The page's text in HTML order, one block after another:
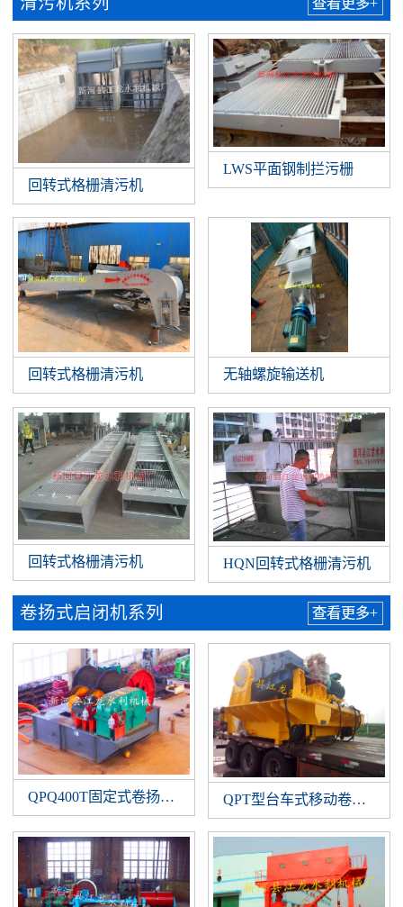
查看更多+
回转式格栅清污机
LWS平面钢制拦污栅
回转式格栅清污机 无轴螺旋输送机
回转式格栅清污机 HQN回转式格栅清污机
卷扬式启闭机系列 查看更多+
QPQ400T固定式卷扬启闭机 QPT型台车式移动卷扬启闭